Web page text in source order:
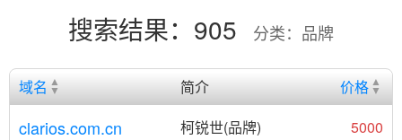
搜索结果：905 分类：品牌
域名 简介 价格
clarios.com.cn 柯锐世(品牌) 5000